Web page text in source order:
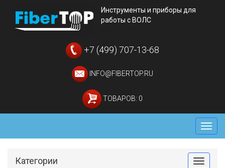
Инструменты и приборы для
работы с ВОЛС
+7 (499) 707-13-68
INFO@FIBERTOP.RU
ТОВАРОВ: 0
Меню
Toggle
Категории